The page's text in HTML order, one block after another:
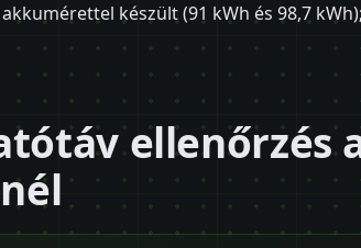
készült (91 kWh és 98,7
ellenőrzés